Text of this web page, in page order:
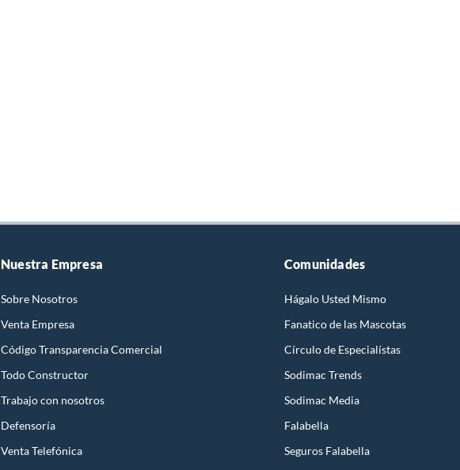
Nuestra Empresa
Sobre Nosotros
Venta Empresa
Código Transparencia Comercial
Todo Constructor
Trabajo con nosotros
Defensoría
Venta Telefónica
Comunidades
Hágalo Usted Mismo
Fanatico de las Mascotas
Círculo de Especialístas
Sodimac Trends
Sodimac Media
Falabella
Seguros Falabella